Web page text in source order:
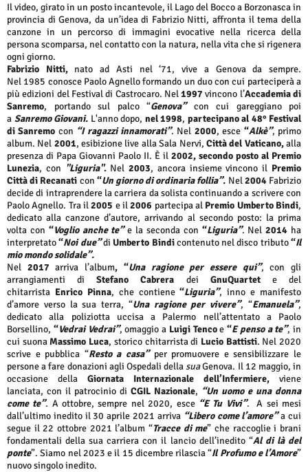
Il video, girato in un posto incantevole, il Lago del Bocco a Borzonasca in
provincia di Genova, da un’idea di Fabrizio Nitti, affronta il tema della
canzone in un percorso di immagini evocative nella ricerca della
persona scomparsa, nel contatto con la natura, nella vita che si rigenera
ogni giorno.
Fabrizio Nitti,nato ad Asti nel ‘71, vive a Genova da sempre.
Nel 1985 conosce Paolo Agnello formando un duo con cui parteciperà a
più edizioni del Festival di Castrocaro. Nel1997 vincono l’Accademia di
Sanremo, portando sul palco “Genova” con cui gareggiano poi
a Sanremo Giovani. L'anno dopo, nel 1998, partecipano al 48° Festival
di Sanremo con “I ragazzi innamorati”. Nel 2000, esce “Alkè”, primo
album. Nel 2001, esibizione live alla Sala Nervi, Città del Vaticano,alla
presenza di Papa Giovanni Paolo II. È il 2002, secondo posto al Premio
Lunezia, con "Liguria". Nel2003, ancora insieme vincono il Premio
Città di Recanati con “Un giorno di ordinaria follia”. Nel2004Fabrizio
decide di intraprendere la carriera da solista continuando a scrivere con
Paolo Agnello. Tra il2005 e il2006 partecipa al Premio Umberto Bindi,
dedicato alla canzone d’autore, arrivando al secondo posto: la prima
volta con “Voglio anche te”e la seconda con “Liguria”. Nel2014 ha
interpretato“Noi due”di Umberto Bindicontenuto nel disco tributo“Il
mio mondo solidale”.
Nel 2017arriva l’album, “Una ragione per essere qui”, con gli
arrangiamenti di Stefano Cabrera dei GnuQuartete del
chitarrista Enrico Pinna, che contiene“Liguria”, inno e manifesto
d’amore verso la sua terra, “Una ragione per vivere”, “Emanuela”,
dedicato alla poliziotta uccisa a Palermo nell’attentato a Paolo
Borsellino, “Vedrai Vedrai”, omaggio a Luigi Tencoe “E penso a te”, in
cui suonaMassimo Luca, storico chitarrista di Lucio Battisti. Nel 2020
scrive e pubblica “Resto a casa” per promuovere e sensibilizzare le
persone a fare donazioni agli Ospedali dellasuaGenova. Il 12 maggio, in
occasione della Giornata Internazionale dell’Infermiere, viene
lanciata, con il patrocinio di CGIL Nazionale, “Un uomo e una donna
come te”. A ottobre, sempre nel 2020, esce “E Tu Vivi”. A sei mesi
dall’ultimo inedito il 30 aprile 2021 arriva “Libero come l’amore”a cui
segue il 22 ottobre 2021 l’album “Tracce di me” che raccoglie i brani
fondamentali della sua carriera con il lancio dell’inedito “Al di là del
ponte”. Siamo nel 2023 e il 15 dicembre rilascia “Il Profumo e l’Amore”
nuovo singolo inedito.